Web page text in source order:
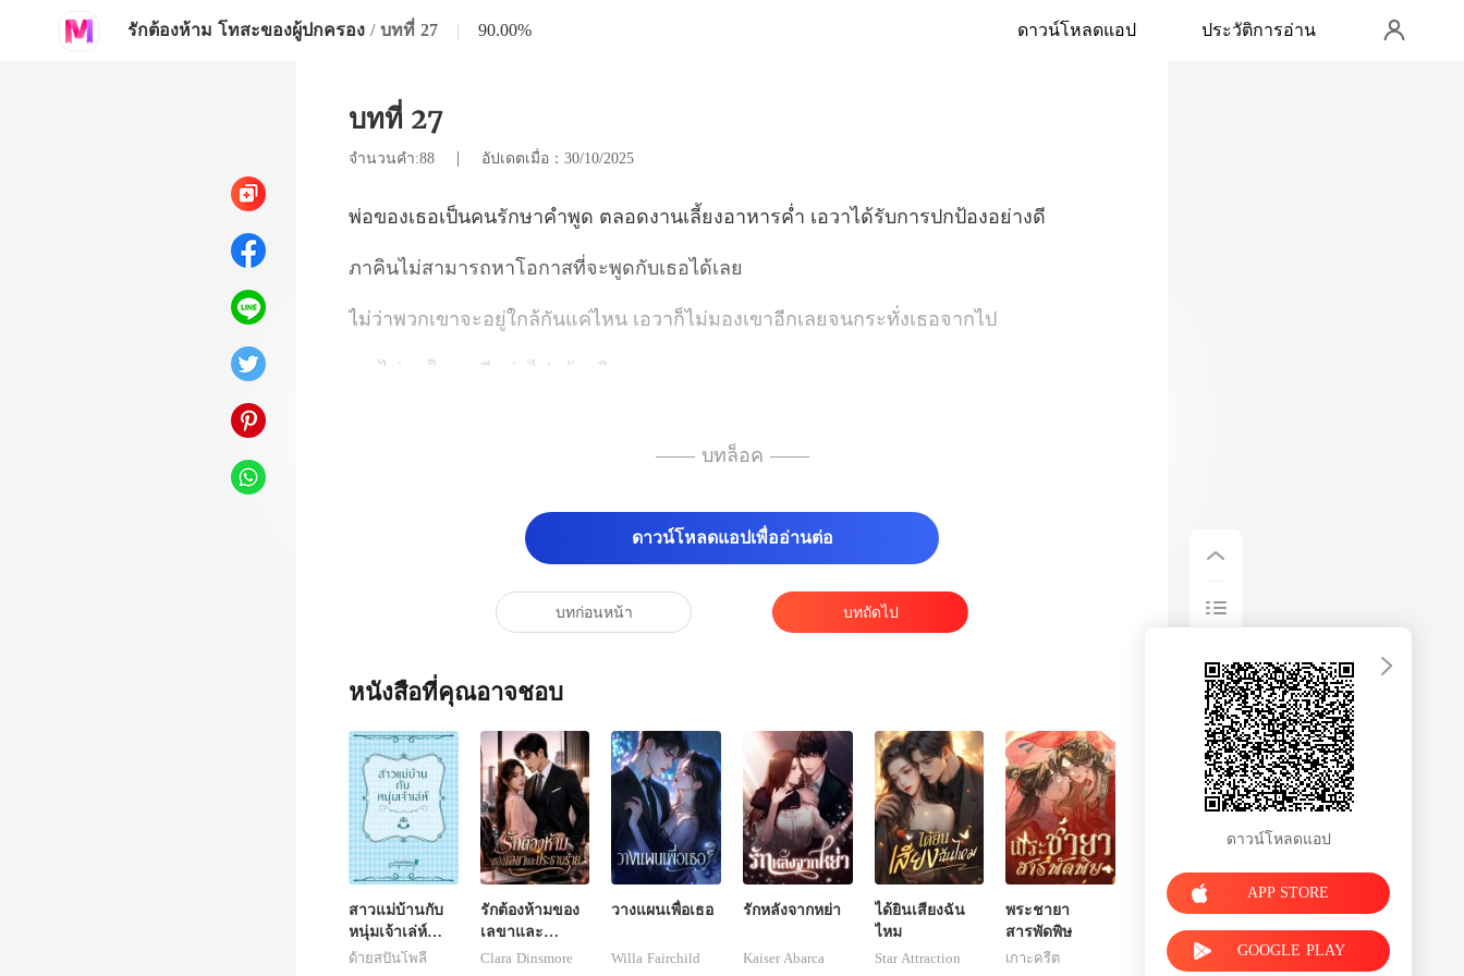
รักต้องห้าม โทสะของผู้ปกครอง / บทที่ 27 | 90.00% ดาวน์โหลดแอป ประวัติการอ่าน
บทที่ 27
จำนวนคำ:88 | อัปเดตเมื่อ：30/10/2025
ด ตลอดงานเลี้ยงอาหารค่ำ
ถหาโอกาสที่จะ
ันแค่ไหน เอวาก็ไม่มองเข
เขาอีกต่อไ
—— บทล็อค ——
ดาวน์โหลดแอปเพื่ออ่านต่อ
บทก่อนหน้า บทถัดไป
หนังสือที่คุณอาจชอบ
สาวแม่บ้านกับ
หนุ่มเจ้าเล่ห์
(NC)
ด้ายสปันโพลี
รักต้องห้ามของ
เลขาและ
ประธานร้าย
Clara Dinsmore
วางแผนเพื่อเธอ
Willa Fairchild
รักหลังจากหย่า
Kaiser Abarca
ได้ยินเสียงฉัน
ไหม
Star Attraction
พระชายา
สารพัดพิษ
เกาะครีต
ดาวน์โหลดแอป
APP STORE
GOOGLE PLAY